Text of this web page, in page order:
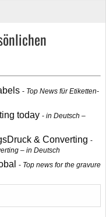
Top News für Etiketten-
today
in Deutsch –
& Converting
– in Deutsch
Top news for the gravure